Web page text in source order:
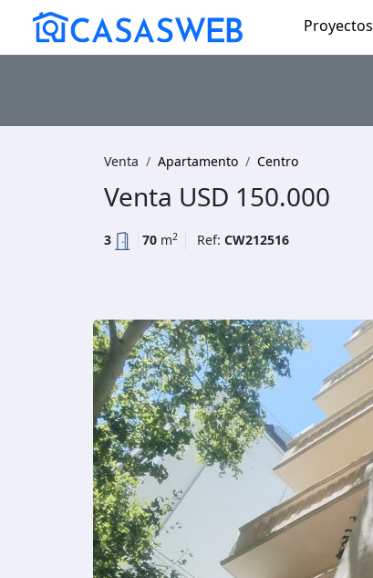
Proyectos
Venta Apartamento Centro
Venta USD 150.000
3 70 m2 Ref:CW212516